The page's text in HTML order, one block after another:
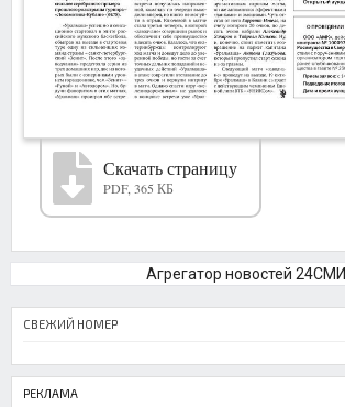
Скачать страницу
PDF, 365 КБ
Агрегатор новостей 24СМИ
СВЕЖИЙ НОМЕР
РЕКЛАМА